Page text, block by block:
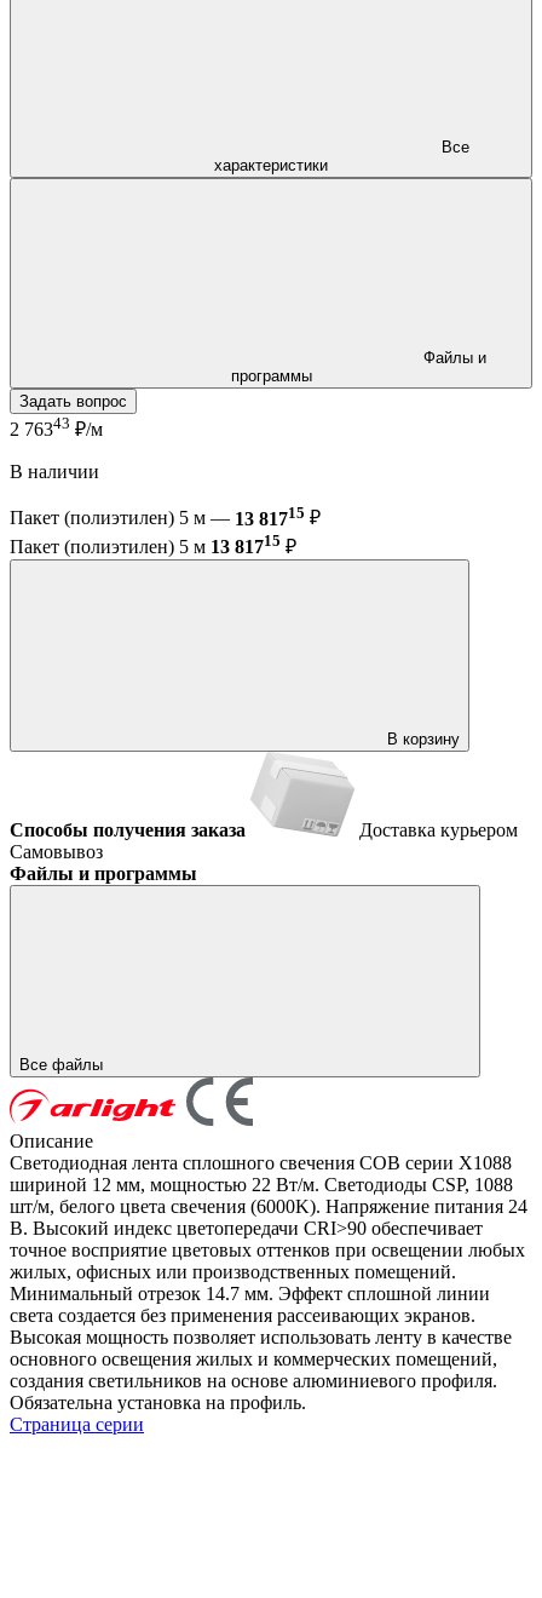
характеристики
программы
Задать вопрос
2 76343 ₽/м
В наличии
Пакет (полиэтилен) 5 м — 13 81715 ₽
Пакет (полиэтилен) 5 м 13 81715 ₽
В корзину
Способы получения заказа
Доставка курьером
Самовывоз
Файлы и программы
Все файлы
Описание
Светодиодная лента сплошного свечения COB серии X1088
шириной 12 мм, мощностью 22 Вт/м. Светодиоды CSP, 1088
шт/м, белого цвета свечения (6000K). Напряжение питания 24
В. Высокий индекс цветопередачи CRI>90 обеспечивает
точное восприятие цветовых оттенков при освещении любых
жилых, офисных или производственных помещений.
Минимальный отрезок 14.7 мм. Эффект сплошной линии
света создается без применения рассеивающих экранов.
Высокая мощность позволяет использовать ленту в качестве
основного освещения жилых и коммерческих помещений,
создания светильников на основе алюминиевого профиля.
Обязательна установка на профиль.
Страница серии